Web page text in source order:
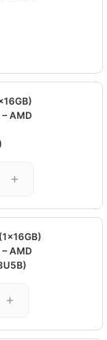
AMD
+
AMD
+